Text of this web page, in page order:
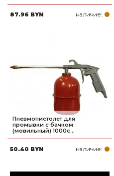
87.96 BYN наличие:
Пневмопистолет для
промывки с бачком
(мовильный) 1000c...
50.40 BYN наличие: